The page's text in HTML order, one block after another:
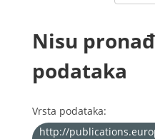
Nisu
podataka
Vrsta podataka:
http://